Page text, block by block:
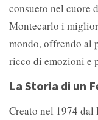
consueto nel cuore
Montecarlo i
mondo, offrendo al
ricco di emozioni e
La Storia di un
Creato nel 1974